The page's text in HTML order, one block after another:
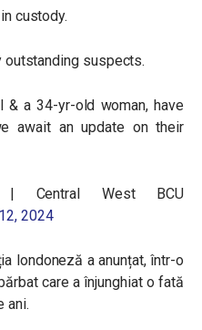
custody.
outstanding suspects.
a 34-yr-old woman, have
await an update on their
| Central West BCU
2024
londoneză a anunțat, într-o
care a înjunghiat o fată
ani.